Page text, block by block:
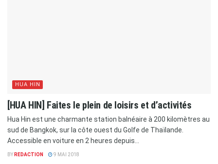
HUA HIN
[HUA HIN] Faites le plein de loisirs et d’activités
Hua Hin est une charmante station balnéaire à 200 kilomètres au
sud de Bangkok, sur la côte ouest du Golfe de Thaïlande.
Accessible en voiture en 2 heures depuis...
BY REDACTION 9 MAI 2018